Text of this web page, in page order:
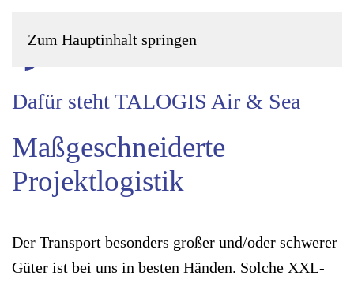
Zum Hauptinhalt springen
Dafür steht TALOGIS Air & Sea
Maßgeschneiderte
Projektlogistik
Der Transport besonders großer und/oder schwerer
Güter ist bei uns in besten Händen. Solche XXL-